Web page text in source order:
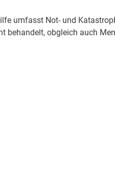
umfasst Not- und
behandelt, obgleich auch